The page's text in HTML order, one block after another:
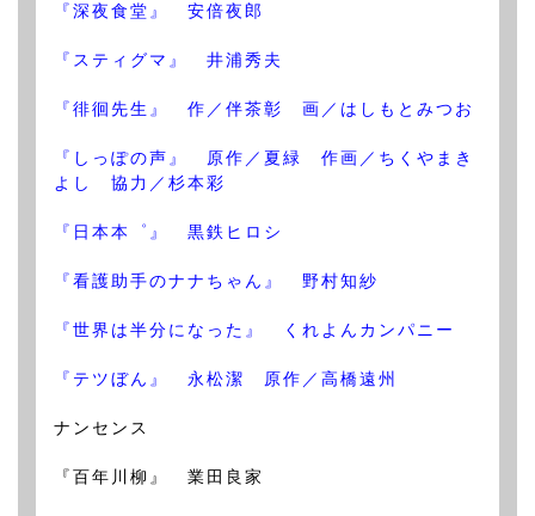
『深夜食堂』 安倍夜郎
『スティグマ』 井浦秀夫
『徘徊先生』 作／伴茶彰 画／はしもとみつお
『しっぽの声』 原作／夏緑 作画／ちくやまき
よし 協力／杉本彩
『日本本゜』 黒鉄ヒロシ
『看護助手のナナちゃん』 野村知紗
『世界は半分になった』 くれよんカンパニー
『テツぼん』 永松潔 原作／高橋遠州
ナンセンス
『百年川柳』 業田良家